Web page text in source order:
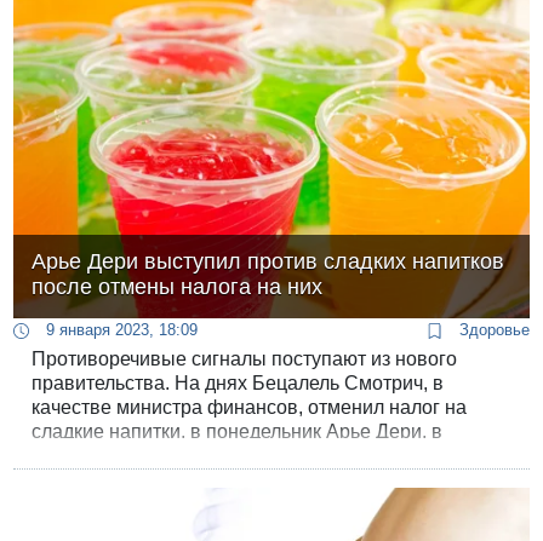
количества белка.
Арье Дери выступил против сладких напитков
после отмены налога на них
9 января 2023, 18:09 Здоровье
Противоречивые сигналы поступают из нового
правительства. На днях Бецалель Смотрич, в
качестве министра финансов, отменил налог на
сладкие напитки, в понедельник Арье Дери, в